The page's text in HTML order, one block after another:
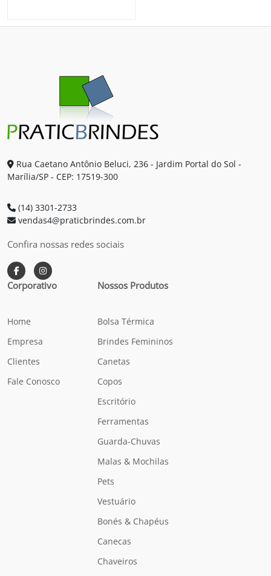
Rua Caetano Antônio Beluci, 236 - Jardim Portal do Sol -
Marília/SP - CEP: 17519-300
(14) 3301-2733
vendas4@praticbrindes.com.br
Confira nossas redes sociais
Corporativo
Home
Empresa
Clientes
Fale Conosco
Nossos Produtos
Bolsa Térmica
Brindes Femininos
Canetas
Copos
Escritório
Ferramentas
Guarda-Chuvas
Malas & Mochilas
Pets
Vestuário
Bonés & Chapéus
Canecas
Chaveiros